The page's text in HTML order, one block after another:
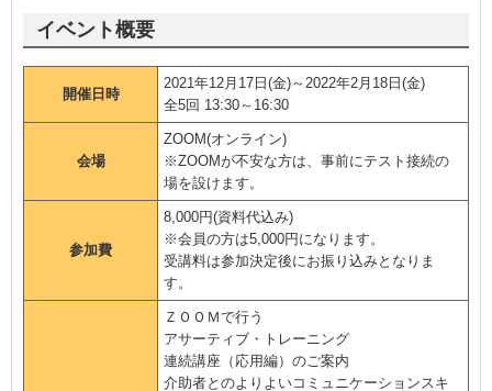
イベント概要
開催日時
2021年12月17日(金)～2022年2月18日(金)
全5回 13:30～16:30
会場
ZOOM(オンライン)
※ZOOMが不安な方は、事前にテスト接続の
場を設けます。
参加費
8,000円(資料代込み)
※会員の方は5,000円になります。
受講料は参加決定後にお振り込みとなりま
す。
ＺＯＯＭで行う
アサーティブ・トレーニング
連続講座（応用編）のご案内
介助者とのよりよいコミュニケーションスキ